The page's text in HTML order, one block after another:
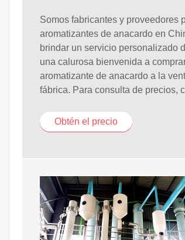
Somos fabricantes y proveedores
aromatizantes de anacardo en
brindar un servicio personalizado
una calurosa bienvenida a
aromatizante de anacardo a la
fábrica. Para consulta de precios,
Obtén el precio